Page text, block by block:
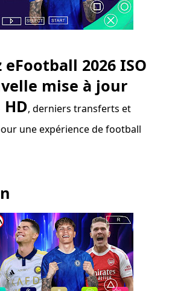
2026 ISO
mise à jour
, derniers transferts et
une expérience de football